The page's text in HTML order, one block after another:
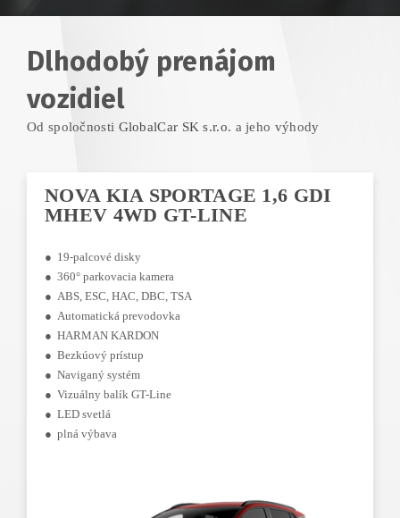
Dlhodobý prenájom
vozidiel
Od spoločnosti GlobalCar SK s.r.o. a jeho výhody
NOVA KIA SPORTAGE 1,6 GDI
MHEV 4WD GT-LINE
● 19-palcové disky
● 360° parkovacia kamera
● ABS, ESC, HAC, DBC, TSA
● Automatická prevodovka
● HARMAN KARDON
● Bezkúový prístup
● Naviganý systém
● Vizuálny balík GT-Line
● LED svetlá
● plná výbava